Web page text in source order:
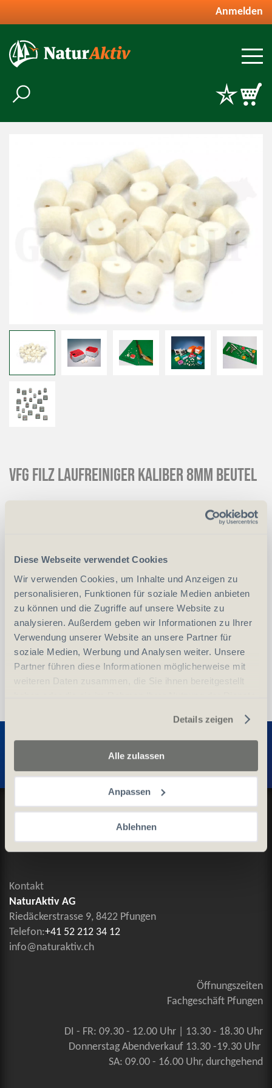
Diese Webseite verwendet Cookies
Wir verwenden Cookies, um Inhalte und Anzeigen zu
personalisieren, Funktionen für soziale Medien anbieten
zu können und die Zugriffe auf unsere Website zu
analysieren. Außerdem geben wir Informationen zu Ihrer
Verwendung unserer Website an unsere Partner für
soziale Medien, Werbung und Analysen weiter. Unsere
Partner führen diese Informationen möglicherweise mit
weiteren Daten zusammen, die Sie ihnen bereitgestellt
Details zeigen
Alle zulassen
Anpassen
Ablehnen
Anmelden
VFG Filz Laufreiniger Kaliber 8mm Beutel
Art.18053
vergleichen
Anzahl Stück -
In den Warenkorb
Datenschutz und Cookie-Richtlinien
Allgemeine Geschäftsbedingungen
Kontaktieren Sie uns
Kontakt
NaturAktiv AG
Riedäckerstrasse 9, 8422 Pfungen
Telefon:+41 52 212 34 12
info@naturaktiv.ch
Öffnungszeiten
Fachgeschäft Pfungen
DI - FR: 09.30 - 12.00 Uhr | 13.30 - 18.30 Uhr
Donnerstag Abendverkauf 13.30 -19.30 Uhr
SA: 09.00 - 16.00 Uhr, durchgehend